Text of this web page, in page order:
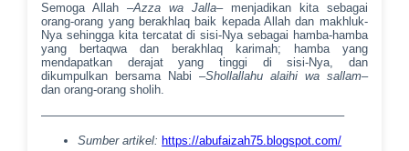
Semoga Allah –Azza wa Jalla– menjadikan kita sebagai
orang-orang yang berakhlaq baik kepada Allah dan makhluk-
Nya sehingga kita tercatat di sisi-Nya sebagai hamba-hamba
yang bertaqwa dan berakhlaq karimah; hamba yang
mendapatkan derajat yang tinggi di sisi-Nya, dan
dikumpulkan bersama Nabi –Shollallahu alaihi wa sallam–
dan orang-orang sholih.
—————————————————————————–
Sumber artikel: https://abufaizah75.blogspot.com/